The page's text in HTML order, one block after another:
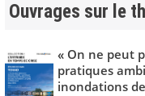
Ouvrages sur le
« On ne peut
pratiques
inondations